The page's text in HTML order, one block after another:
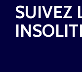
SUIVEZ